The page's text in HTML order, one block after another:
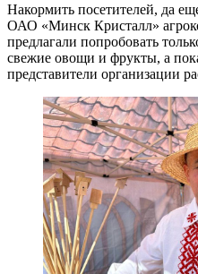
Накормить посетителей, да
ОАО «Минск Кристалл»
предлагали попробовать
свежие овощи и фрукты, а
представители организации